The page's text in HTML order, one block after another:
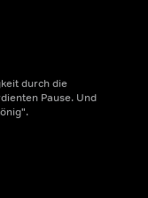
durch die
Pause. Und